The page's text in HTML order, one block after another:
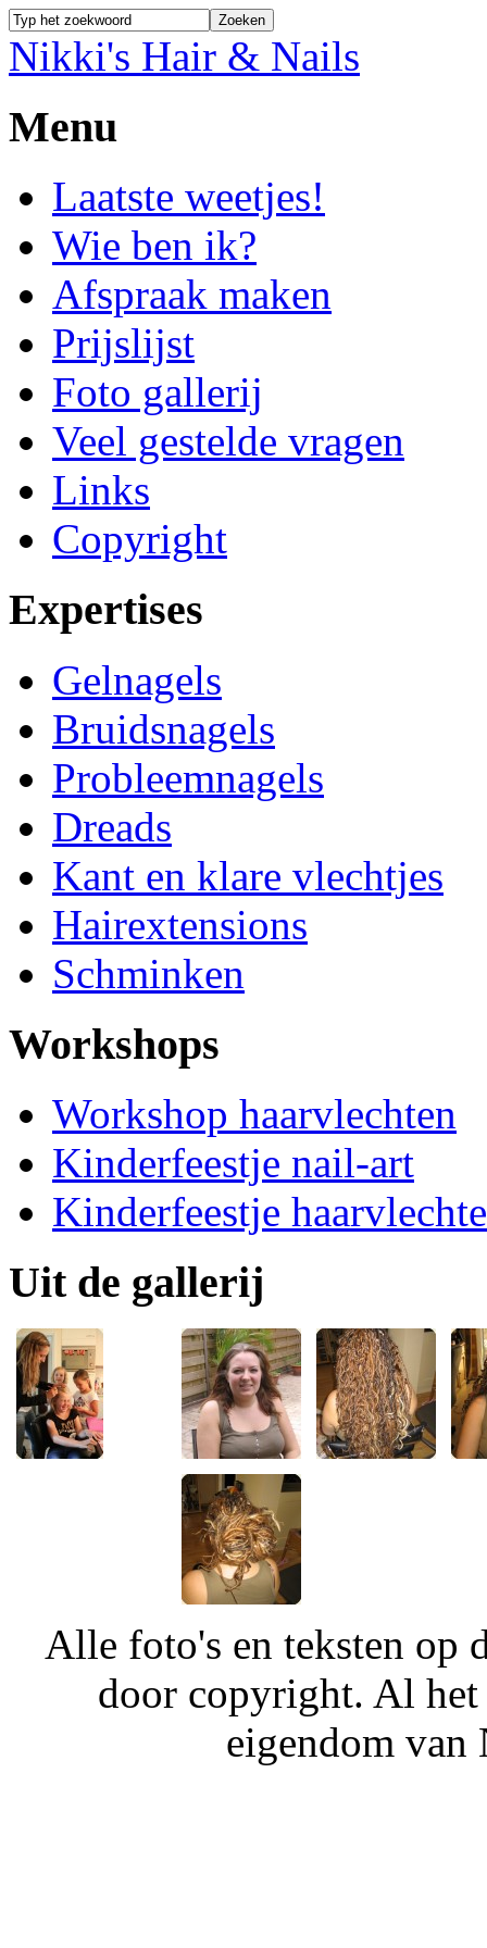
Nikki's Hair & Nails
Menu
Laatste weetjes!
Wie ben ik?
Afspraak maken
Prijslijst
Foto gallerij
Veel gestelde vragen
Links
Copyright
Expertises
Gelnagels
Bruidsnagels
Probleemnagels
Dreads
Kant en klare vlechtjes
Hairextensions
Schminken
Workshops
Workshop haarvlechten
Kinderfeestje nail-art
Kinderfeestje
Uit de gallerij
Alle foto's en teksten op
door copyright. Al het
eigendom